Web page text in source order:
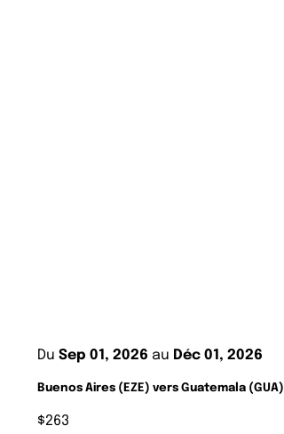
Du Sep 01, 2026 au Déc 01, 2026
Buenos Aires (EZE) vers Guatemala (GUA)
$263